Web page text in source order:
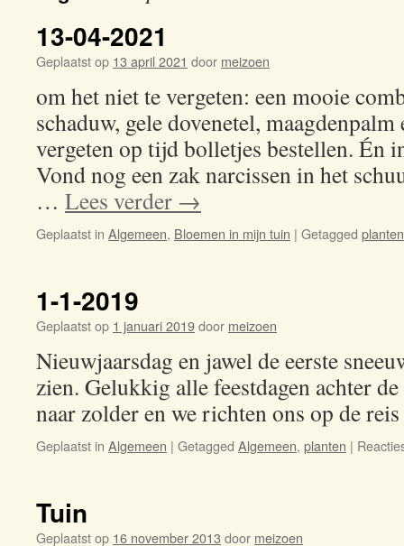
13-04-2021
Geplaatst op 13 april 2021 door meizoen
om het niet te vergeten: een mooie
schaduw, gele dovenetel,
vergeten op tijd bolletjes bestellen. Én
Vond nog een zak narcissen in het
… Lees verder →
Geplaatst in Algemeen, Bloemen in mijn tuin | Getagged planten
1-1-2019
Geplaatst op 1 januari 2019door meizoen
Nieuwjaarsdag en jawel de eerste
zien. Gelukkig alle feestdagen achter
naar zolder en we richten ons op de reis
Geplaatst in Algemeen | Getagged Algemeen, planten |
Tuin
Geplaatst op 16 november 2013door meizoen